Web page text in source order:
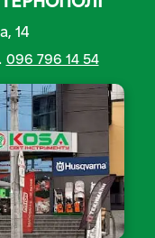
14
096 796 14 54